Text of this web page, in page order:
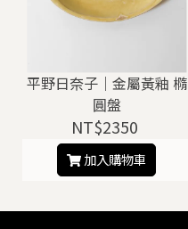
平野日奈子｜金屬黃釉 橢
圓盤
NT$2350
加入購物車